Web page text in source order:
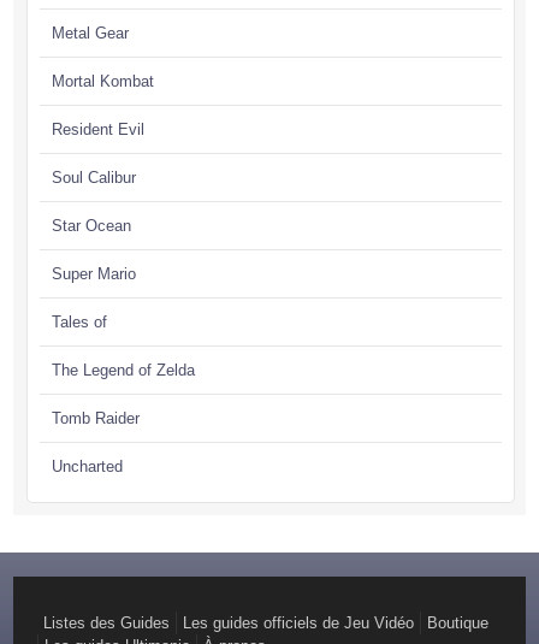
Metal Gear
Mortal Kombat
Resident Evil
Soul Calibur
Star Ocean
Super Mario
Tales of
The Legend of Zelda
Tomb Raider
Uncharted
Listes des Guides Les guides officiels de Jeu Vidéo
Boutique